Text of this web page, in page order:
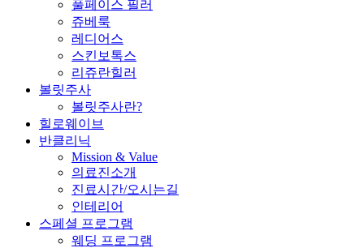
풀페이스 필러
쥬베룩
레디어스
스킨보톡스
리쥬란힐러
볼릿주사
볼릿주사란?
힐로웨이브
반클리닉
Mission & Value
의료진소개
진료시간/오시는길
인테리어
스페셜 프로그램
웨딩 프로그램